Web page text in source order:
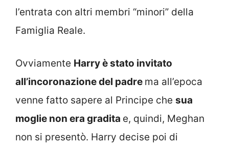
l’entrata con altri membri “minori” della
Famiglia Reale.
Ovviamente Harry è stato invitato
all’incoronazione del padre ma all’epoca
venne fatto sapere al Principe che sua
moglie non era gradita e, quindi, Meghan
non si presentò. Harry decise poi di